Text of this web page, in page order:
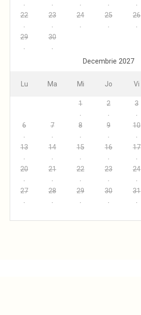
22 23 24 25 26
29 30
Decembrie 2027
Lu Ma Mi Jo Vi
1 2 3
6 7 8 9 10
13 14 15 16 17
20 21 22 23 24
27 28 29 30 31